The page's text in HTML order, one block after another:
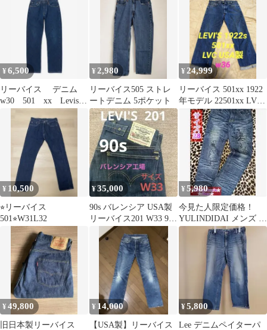
¥6,500
リーバイス デニム
w30 501 xx Levis
¥ 2,980
リーバイス505 ストレ
ートデニム 5ポケット
¥ 24,999
リーバイス 501xx 1922
年モデル 22501xx LVC
アメリカ製
¥ 10,500
⭐︎リーバイス
501⭐︎W31L32
¥35,000
90s バレンシア USA製
リーバイス201 W33 90
年代 501 555
¥5,980
今見た人限定価格！
YULINDIDAI メンズ ダ
メージ ジーンズ ワーク
¥49,800
旧日本製リーバイス
¥ 14,000
【USA製】リーバイス
¥5,800
Lee デニムペイターパ